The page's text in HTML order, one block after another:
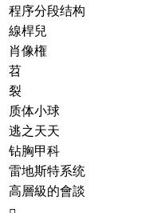
程序分段结构
線桿兒
肖像権
苕
裂
质体小球
逃之天天
钻胸甲科
雷地斯特系统
高層級的會談